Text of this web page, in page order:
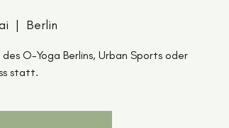
  |
Berlin
O-Yoga Berlins, Urban Sports oder
statt.